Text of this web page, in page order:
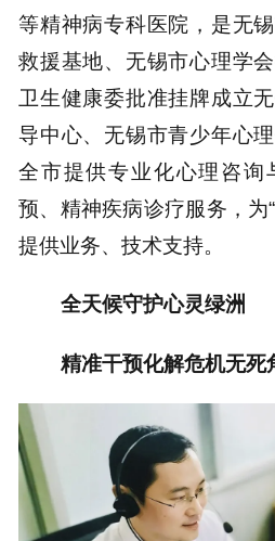
等精神病专科医院，是无
救援基地、无锡市心理学
卫生健康委批准挂牌成立
导中心、无锡市青少年心
全市提供专业化心理咨询
预、精神疾病诊疗服务，为
提供业务、技术支持。
全天候守护心灵绿洲
精准干预化解危机无死